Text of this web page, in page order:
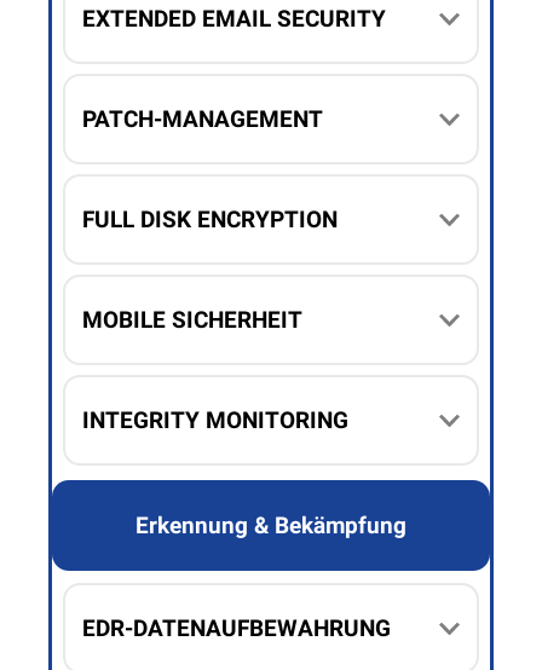
EXTENDED EMAIL SECURITY
PATCH-MANAGEMENT
FULL DISK ENCRYPTION
MOBILE SICHERHEIT
INTEGRITY MONITORING
Erkennung & Bekämpfung
EDR-DATENAUFBEWAHRUNG